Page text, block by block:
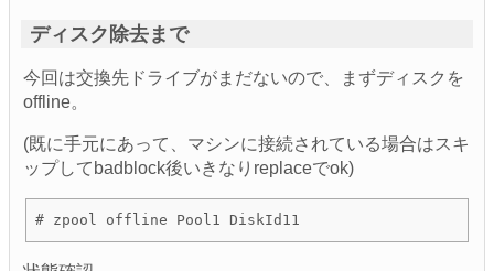
ディスク除去まで
今回は交換先ドライブがまだないので、まずディスクを
offline。
(既に手元にあって、マシンに接続されている場合はスキ
ップしてbadblock後いきなりreplaceでok)